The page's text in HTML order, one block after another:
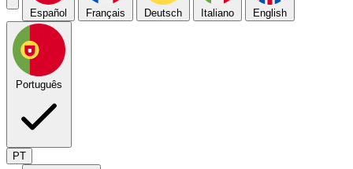
Español Français Deutsch Italiano English
Português
PT